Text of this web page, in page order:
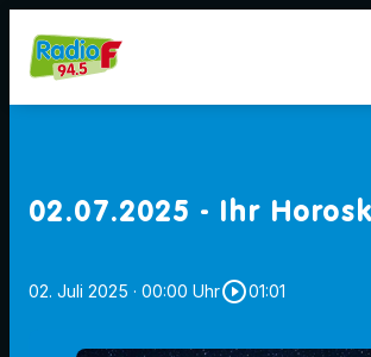
02.07.2025 - Ihr
02. Juli 2025 · 00:00 Uhrplay_circle_outline01:01